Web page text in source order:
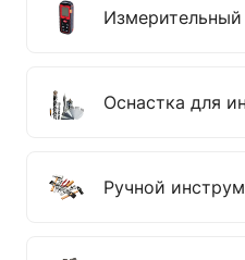
Оснастка для
Ручной